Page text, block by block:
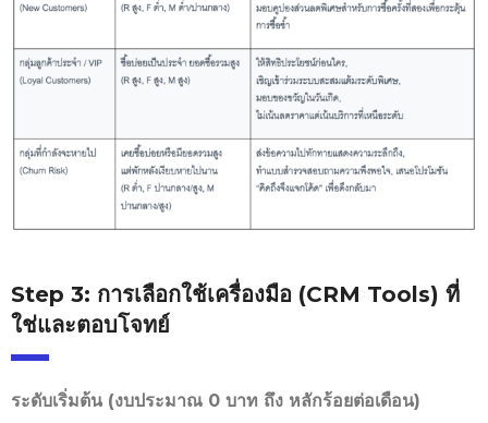
Step 3: การเลือกใช้เครื่องมือ (CRM Tools) ที่
ใช่และตอบโจทย์
ระดับเริ่มต้น (งบประมาณ 0 บาท ถึง หลักร้อยต่อเดือน)